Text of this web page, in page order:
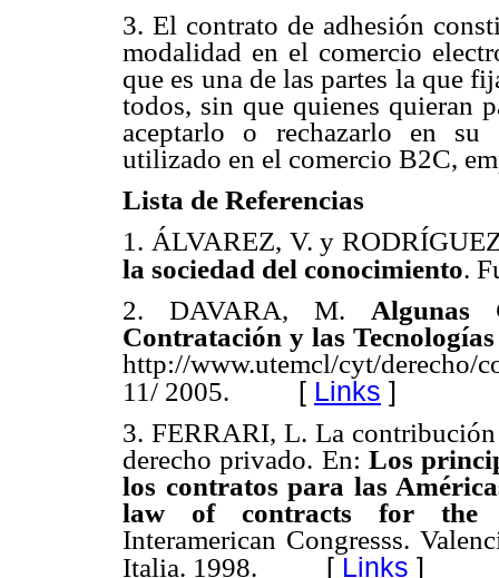
3. El contrato de adhesión
modalidad en el comercio
que es una de las partes la que
todos, sin que quienes quieran
aceptarlo o rechazarlo en su
utilizado en el comercio B2C,
Lista de Referencias
1. ÁLVAREZ, V. y
la sociedad del conocimiento.
2. DAVARA, M. Algunas
Contratación y las
http://www.utemcl/cyt/derecho/
11/ 2005.
[ Links ]
3. FERRARI, L. La
derecho privado. En: Los
los contratos para las
law of contracts for the
Interamerican Congresss.
Italia. 1998.
[ Links ]